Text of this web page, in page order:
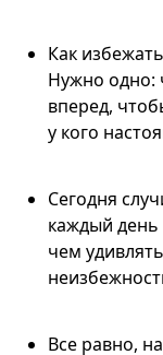
Как
Нужно одно:
вперед,
у кого
Сегодня
каждый день
чем
Все равно,